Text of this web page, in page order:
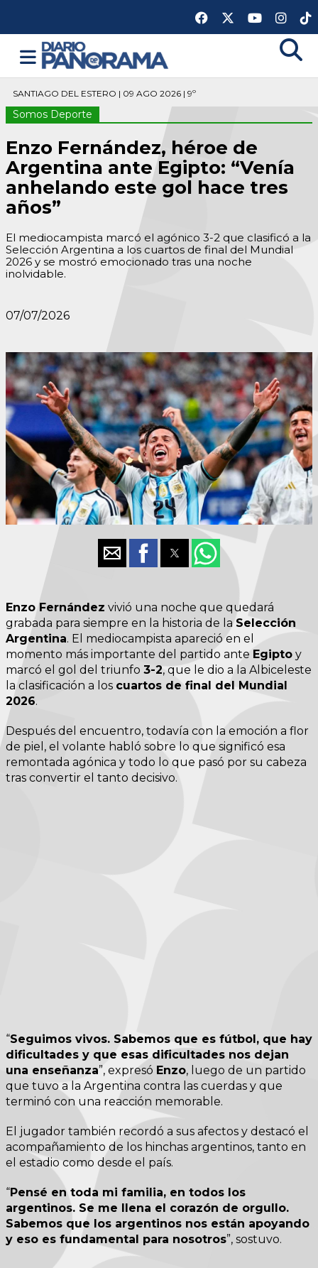
SANTIAGO DEL ESTERO | 09 AGO 2026 | 9º
Somos Deporte
Enzo Fernández, héroe de
Argentina ante Egipto: “Venía
anhelando este gol hace tres
años”
El mediocampista marcó el agónico 3-2 que clasificó a la
Selección Argentina a los cuartos de final del Mundial
2026 y se mostró emocionado tras una noche
inolvidable.
07/07/2026
Enzo Fernández vivió una noche que quedará
grabada para siempre en la historia de la Selección
Argentina. El mediocampista apareció en el
momento más importante del partido ante Egipto y
marcó el gol del triunfo 3-2, que le dio a la Albiceleste
la clasificación a los cuartos de final del Mundial
2026.
Después del encuentro, todavía con la emoción a flor
de piel, el volante habló sobre lo que significó esa
remontada agónica y todo lo que pasó por su cabeza
tras convertir el tanto decisivo.
“Seguimos vivos. Sabemos que es fútbol, que hay
dificultades y que esas dificultades nos dejan
una enseñanza”, expresó Enzo, luego de un partido
que tuvo a la Argentina contra las cuerdas y que
terminó con una reacción memorable.
El jugador también recordó a sus afectos y destacó el
acompañamiento de los hinchas argentinos, tanto en
el estadio como desde el país.
“Pensé en toda mi familia, en todos los
argentinos. Se me llena el corazón de orgullo.
Sabemos que los argentinos nos están apoyando
y eso es fundamental para nosotros”, sostuvo.